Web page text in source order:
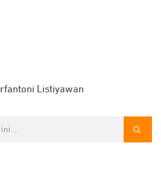
Irfantoni Listiyawan